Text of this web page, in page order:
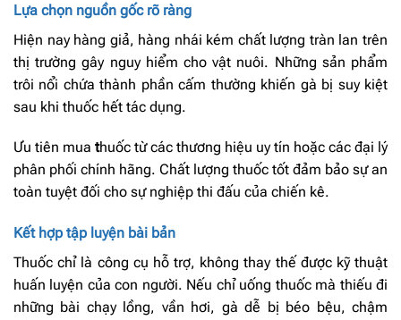
Lựa chọn nguồn gốc rõ ràng
Hiện nay hàng giả, hàng nhái kém chất lượng tràn lan trên
thị trường gây nguy hiểm cho vật nuôi. Những sản phẩm
trôi nổi chứa thành phần cấm thường khiến gà bị suy kiệt
sau khi thuốc hết tác dụng.
Ưu tiên mua thuốc từ các thương hiệu uy tín hoặc các đại lý
phân phối chính hãng. Chất lượng thuốc tốt đảm bảo sự an
toàn tuyệt đối cho sự nghiệp thi đấu của chiến kê.
Kết hợp tập luyện bài bản
Thuốc chỉ là công cụ hỗ trợ, không thay thế được kỹ thuật
huấn luyện của con người. Nếu chỉ uống thuốc mà thiếu đi
những bài chạy lồng, vần hơi, gà dễ bị béo bệu, chậm